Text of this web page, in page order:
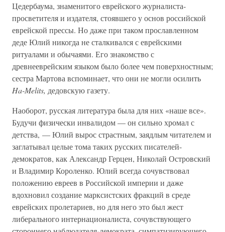
Цедербаума, знаменитого еврейского журналиста-
просветителя и издателя, стоявшего у основ российской
еврейской прессы. Но даже при таком прославленном
деде Юлий никогда не сталкивался с еврейскими
ритуалами и обычаями. Его знакомство с
древнееврейским языком было более чем поверхностным;
сестра Мартова вспоминает, что они не могли осилить
Ha-Melits, дедовскую газету.
Наоборот, русская литература была для них «наше все».
Будучи физически инвалидом — он сильно хромал с
детства, — Юлий вырос страстным, заядлым читателем и
заглатывал целые тома таких русских писателей-
демократов, как Александр Герцен, Николай Островский
и Владимир Короленко. Юлий всегда сочувствовал
положению евреев в Российской империи и даже
вдохновил создание марксистских фракций в среде
еврейских пролетариев, но для него это был жест
либерального интернационалиста, сочувствующего